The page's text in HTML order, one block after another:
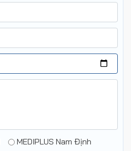
MEDIPLUS Nam Định